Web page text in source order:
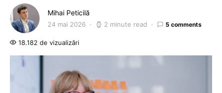
Mihai Peticilă
24 mai 2026 2 minute read 5 comments
18.182 de vizualizări